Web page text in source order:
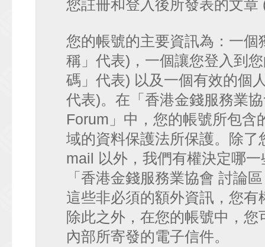
您註冊和登入後所發表的文
您的帳號的主要資訊為：一
稱」代表)，一個讓您登入到
碼」代表) 以及一個有效的個
代表)。在「香港金錢服務業
Forum」中，您的帳號所包含
域的資料保護法所保護。除
mail 以外，我們有權決定哪
「香港金錢服務業協會 討論
這些非必須的額外資訊，您
除此之外，在您的帳號中，
內部所寄發的電子信件。